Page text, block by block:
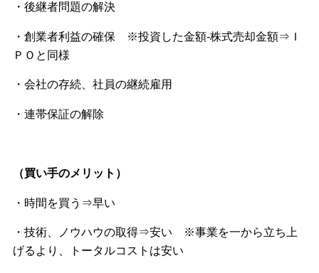
・後継者問題の解決
・創業者利益の確保 ※投資した金額‐株式売却金額⇒Ｉ
ＰＯと同様
・会社の存続、社員の継続雇用
・連帯保証の解除
（買い手のメリット）
・時間を買う⇒早い
・技術、ノウハウの取得⇒安い ※事業を一から立ち上
げるより、トータルコストは安い